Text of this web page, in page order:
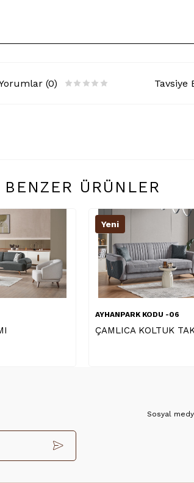
(0) Tavsiye
BENZER ÜRÜNLER
Yeni
AYHANPARK KODU -63
TORİNO KOLTUK
Sosyal